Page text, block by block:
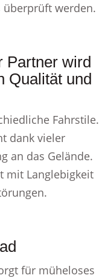
überprüft werden.
Partner wird
Qualität und
Fahrstile.
dank vieler
an das Gelände.
mit Langlebigkeit
für müheloses